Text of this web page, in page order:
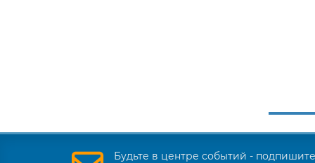
Будьте в центре событий -